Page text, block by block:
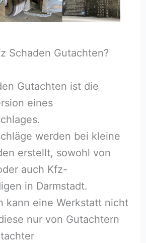
Schaden Gutachten?
Gutachten ist die
eines
werden bei kleine
erstellt, sowohl von
auch Kfz-
in Darmstadt.
kann eine Werkstatt nicht
nur von Gutachtern